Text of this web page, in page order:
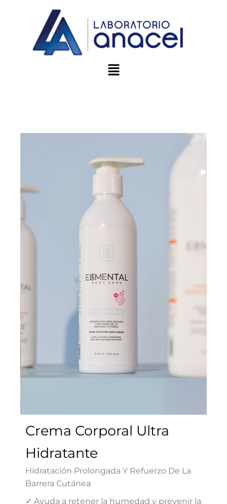
Crema Corporal Ultra
Hidratante
Hidratación Prolongada Y Refuerzo De La
Barrera Cutánea
✓ Ayuda a retener la humedad y prevenir la